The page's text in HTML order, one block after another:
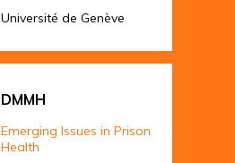
Université de Genève
DMMH
Emerging Issues in Prison
Health